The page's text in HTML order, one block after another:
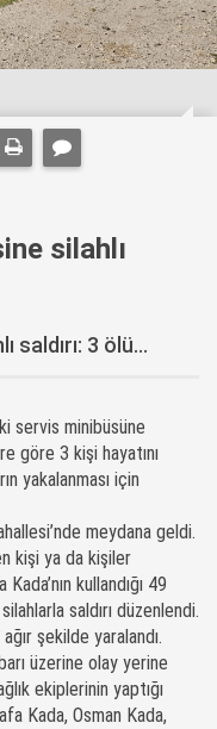
silahlı
saldırı: 3 ölü...
servis minibüsüne
göre 3 kişi hayatını
yakalanması için
meydana geldi.
kişi ya da kişiler
kullandığı 49
saldırı düzenlendi.
şekilde yaralandı.
üzerine olay yerine
ekiplerinin yaptığı
Kada, Osman Kada,